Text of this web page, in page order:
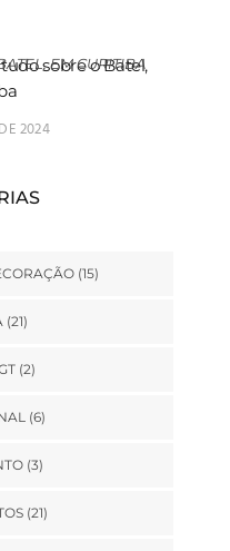
sobre o Batel,
2024
(15)
(21)
(2)
(6)
(3)
(21)